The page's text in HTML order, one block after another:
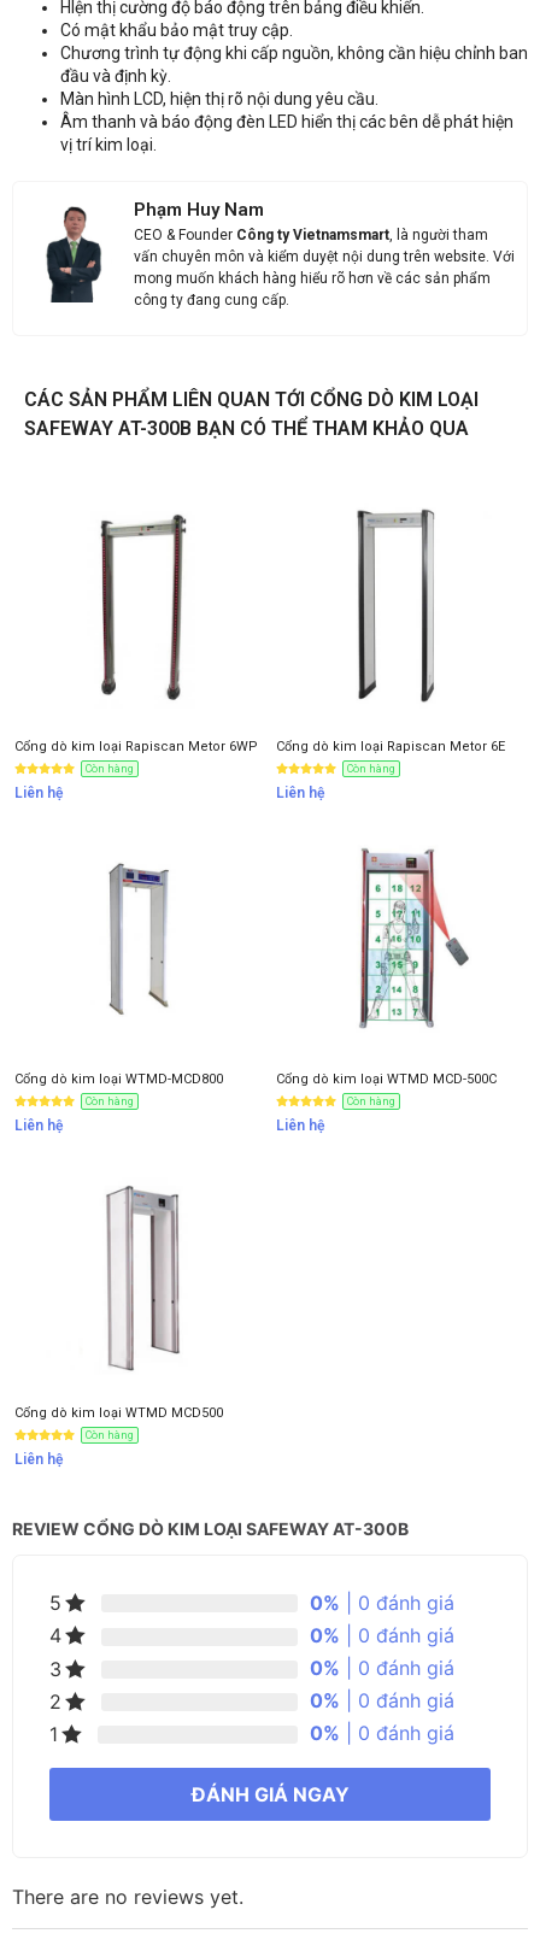
HIện thị cường độ báo động trên bảng điều khiển.
Có mật khẩu bảo mật truy cập.
Chương trình tự động khi cấp nguồn, không cần hiệu chỉnh ban
đầu và định kỳ.
Màn hình LCD, hiện thị rõ nội dung yêu cầu.
Âm thanh và báo động đèn LED hiển thị các bên dễ phát hiện
vị trí kim loại.
Phạm Huy Nam
CEO & Founder Công ty Vietnamsmart , là người tham
vấn chuyên môn và kiểm duyệt nội dung trên website. Với
mong muốn khách hàng hiểu rõ hơn về các sản phẩm
công ty đang cung cấp.
CÁC SẢN PHẨM LIÊN QUAN TỚI CỔNG DÒ KIM LOẠI
SAFEWAY AT-300B BẠN CÓ THỂ THAM KHẢO QUA
Cổng dò kim loại Rapiscan Metor 6WP
Còn hàng
Liên hệ
Cổng dò kim loại Rapiscan Metor 6E
Còn hàng
Liên hệ
Cổng dò kim loại WTMD-MCD800
Còn hàng
Liên hệ
Cổng dò kim loại WTMD MCD-500C
Còn hàng
Liên hệ
Cổng dò kim loại WTMD MCD500
Còn hàng
Liên hệ
REVIEW CỔNG DÒ KIM LOẠI SAFEWAY AT-300B
5 0% | 0 đánh giá
4
0% | 0 đánh giá
3
0% | 0 đánh giá
2
0% | 0 đánh giá
1
0% | 0 đánh giá
ĐÁNH GIÁ NGAY
There are no reviews yet.
Thông tin nhận báo giá sản phẩm
Anh/Chị có dùng ZALO số này Tôi Không dùng